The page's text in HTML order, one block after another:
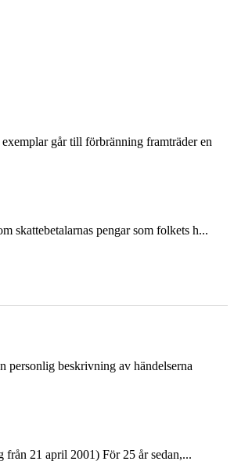
går till förbränning framträder en
skattebetalarnas pengar som folkets h...
personlig beskrivning av händelserna
21 april 2001) För 25 år sedan,...